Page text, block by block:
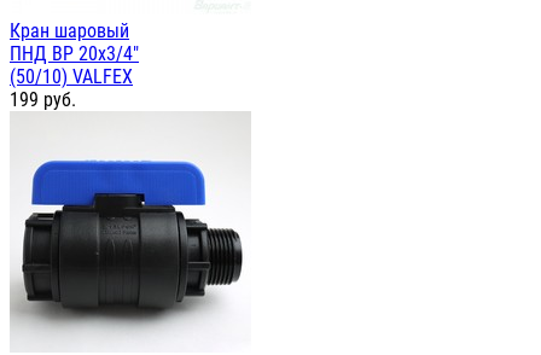
Кран шаровый
ПНД ВР 20х3/4"
(50/10) VALFEX
199 руб.